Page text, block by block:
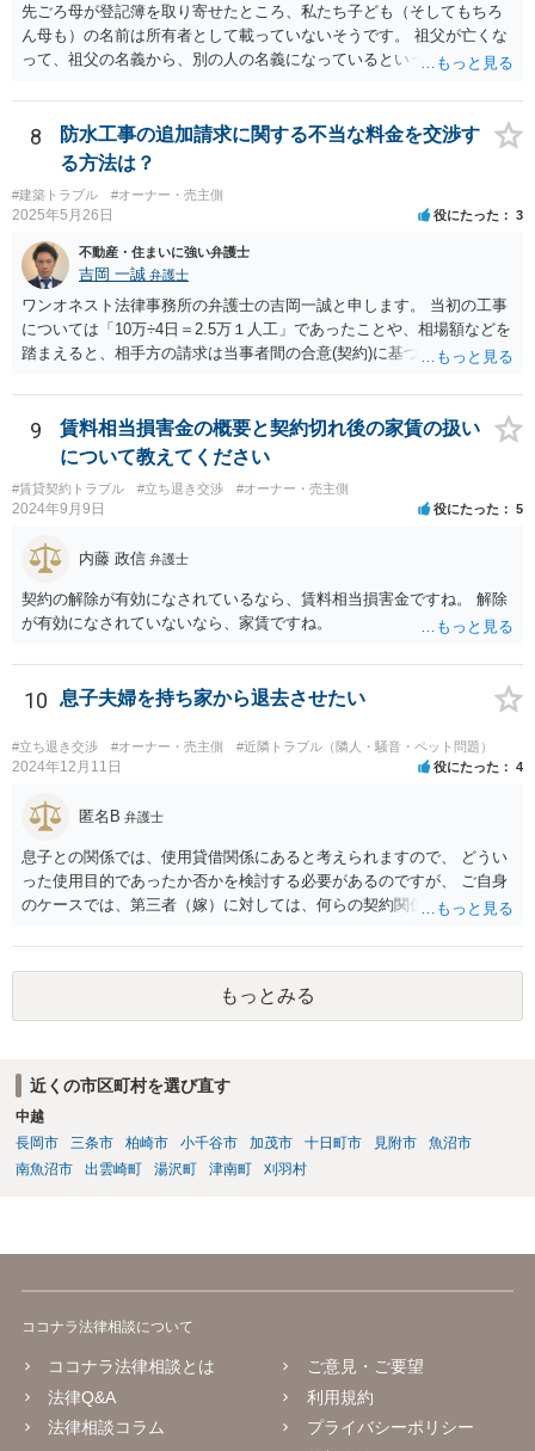
先ごろ母が登記簿を取り寄せたところ、私たち子ども（そしてもちろ
ん母も）の名前は所有者として載っていないそうです。 祖父が亡くな
って、祖父の名義から、別の人の名義になっているということでしょ
された可能性がありますので、相談者や相談者のきょうだいが相続し
ていないかもしれませんね。 祖父名義のままであれば、遺言がないか
もしれませんので、相談者が相続人になっている可能性があります。
あと、祖父がいつ亡くなったか分かりませんが、祖父の遺言で、相談
者が何も遺産を受け取っていないとなると、遺留分侵害額請求は考え
られると思います。
8
防水工事の追加請求に関する不当な料金を交渉す
る方法は？
#建築トラブル #オーナー・売主側
2025年5月26日 役にたった 3
不動産・住まいに強い弁護士
吉岡 一誠 弁護士
ワンオネスト法律事務所の弁護士の吉岡一誠と申します。 当初の工事
については「10万÷4日＝2.5万１人工」であったことや、相場額などを
踏まえると、相手方の請求は当事者間の合意(契約)に基づかない不当な
か支払う意向がない旨を伝えて、減額の交渉をすべきでしょう。 相手
方の立場としても、裁判を起こす時間や労力、経済的コストその他裁
判が終わるまでキャッシュが入ってこないことなどがネックになり得
るでしょうから、減額に応じてくる可能性は大いにあるかと思いま
す。
9
賃料相当損害金の概要と契約切れ後の家賃の扱い
について教えてください
#賃貸契約トラブル #立ち退き交渉 #オーナー・売主側
2024年9月9日 役にたった 5
内藤 政信 弁護士
契約の解除が有効になされているなら、賃料相当損害金ですね。 解除
が有効になされていないなら、家賃ですね。
10 息子夫婦を持ち家から退去させたい
#立ち退き交渉 #オーナー・売主側 #近隣トラブル（隣人・騒音・ペット問題）
2024年12月11日 役にたった 4
匿名B 弁護士
息子との関係では、使用貸借関係にあると考えられますので、 どうい
った使用目的であったか否かを検討する必要があるのですが、 ご自身
のケースでは、第三者（嫁）に対しては、何らの契約関係にもなく、
るまで賃料相当の損害賠償を続ける）。また、息子との関係でも、勝
手に第三者に又貸ししたとして、使用貸借契約の解除を検討すること
も考えられます。 ただ、同じ家にお住まいということですので、 場合
によっては、安全面を考慮して、警察へ事前に相談（あまり親身に対
もっとみる
近くの市区町村を選び直す
中越
長岡市
三条市 柏崎市 小千谷市 加茂市 十日町市 見附市
魚沼市
南魚沼市
出雲崎町 湯沢町 津南町 刈羽村
ココナラ法律相談について
ココナラ法律相談とは
法律Q&A
法律相談コラム
ご意見・ご要望
利用規約
プライバシーポリシー